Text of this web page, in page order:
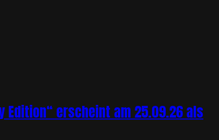
Edition“ erscheint am 25.09.26 als